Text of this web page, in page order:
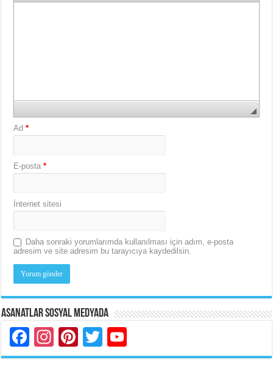
Ad*
E-posta*
İnternet sitesi
Daha sonraki yorumlarımda kullanılması için adım, e-posta
adresim ve site adresim bu tarayıcıya kaydedilsin.
Asanatlar Sosyal Medyada
Facebook
Instagram
Pinterest
Twitter